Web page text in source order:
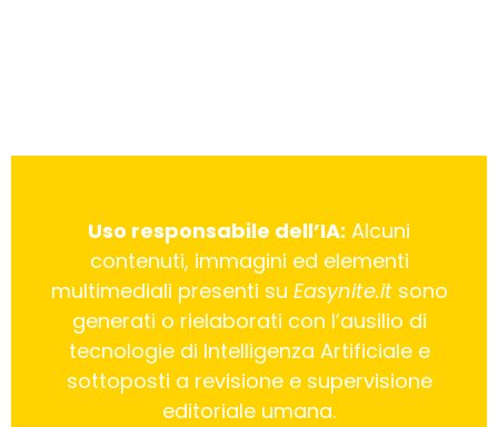
Uso responsabile dell’IA: Alcuni
contenuti, immagini ed elementi
multimediali presenti su Easynite.itsono
generati o rielaborati con l’ausilio di
tecnologie di Intelligenza Artificiale e
sottoposti a revisione e supervisione
editoriale umana.